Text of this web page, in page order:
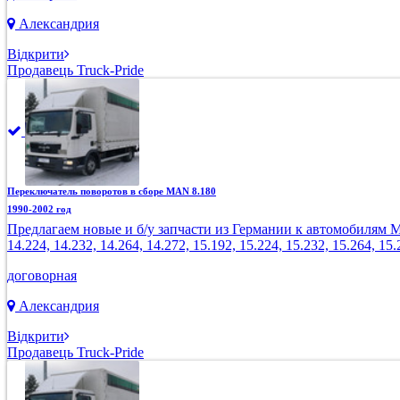
Александрия
Відкрити
Продавець Truck-Pride
Переключатель поворотов в сборе MAN 8.180
1990-2002 год
Предлагаем новые и б/у запчасти из Германии к автомобилям
14.224, 14.232, 14.264, 14.272, 15.192, 15.224, 15.232, 15.264,
договорная
Александрия
Відкрити
Продавець Truck-Pride